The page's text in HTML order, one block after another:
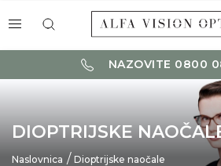
NAZOVITE 0800
DIOPTRIJSKE
Naslovnica Dioptrijske naočale